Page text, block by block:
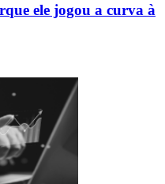
ele jogou a curva à